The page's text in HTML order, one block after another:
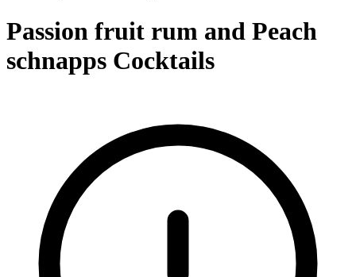
Passion fruit rum and Peach
schnapps Cocktails